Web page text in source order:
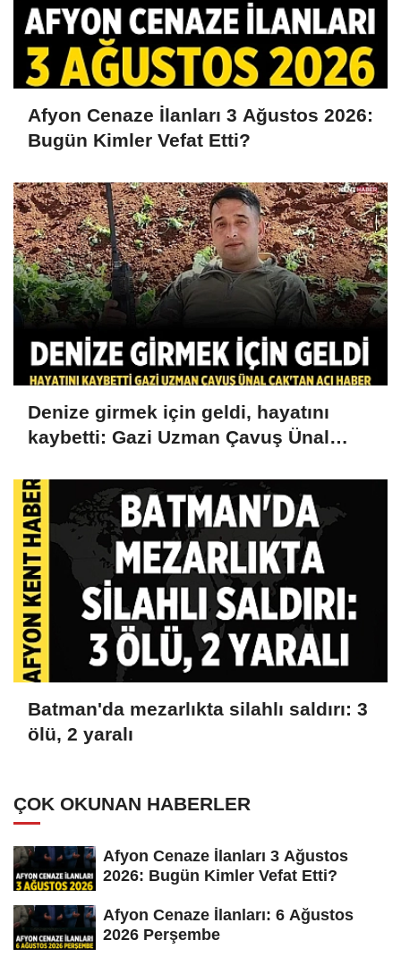
Afyon Cenaze İlanları 3 Ağustos 2026:
Bugün Kimler Vefat Etti?
Denize girmek için geldi, hayatını
kaybetti: Gazi Uzman Çavuş Ünal
Batman'da mezarlıkta silahlı saldırı: 3
ölü, 2 yaralı
ÇOK OKUNAN HABERLER
Afyon Cenaze İlanları 3 Ağustos
2026: Bugün Kimler Vefat Etti?
Afyon Cenaze İlanları: 6 Ağustos
2026 Perşembe